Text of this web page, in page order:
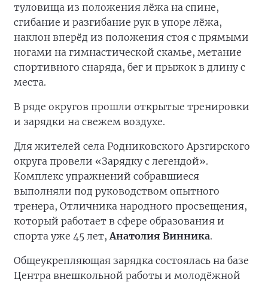
туловища из положения лёжа на спине,
сгибание и разгибание рук в упоре лёжа,
наклон вперёд из положения стоя с прямыми
ногами на гимнастической скамье, метание
спортивного снаряда, бег и прыжок в длину с
места.
В ряде округов прошли открытые тренировки
и зарядки на свежем воздухе.
Для жителей села Родниковского Арзгирского
округа провели «Зарядку с легендой».
Комплекс упражнений собравшиеся
выполняли под руководством опытного
тренера, Отличника народного просвещения,
который работает в сфере образования и
спорта уже 45 лет, Анатолия Винника.
Общеукрепляющая зарядка состоялась на базе
Центра внешкольной работы и молодёжной